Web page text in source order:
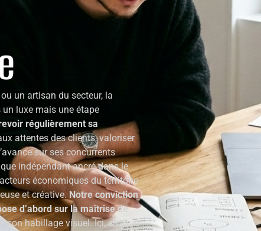
ou un artisan du secteur, la
un luxe mais une étape
régulièrement sa
attentes des clients, valoriser
sur ses concurrents
indépendant ancré dans le
économiques du territoire
et créative. Notre conviction
d’abord sur la maîtrise de
son habillage visuel. Ici, chaque